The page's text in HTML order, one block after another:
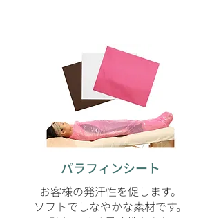
パラフィンシート
お客様の発汗性を促します。
ソフトでしなやかな素材です。